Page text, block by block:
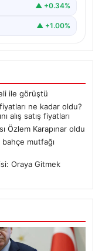
▲ +0.34%
▲ +1.00%
ile görüştü
ne kadar oldu?
alış satış fiyatları
Özlem Karapınar oldu
bahçe mutfağı
Oraya Gitmek